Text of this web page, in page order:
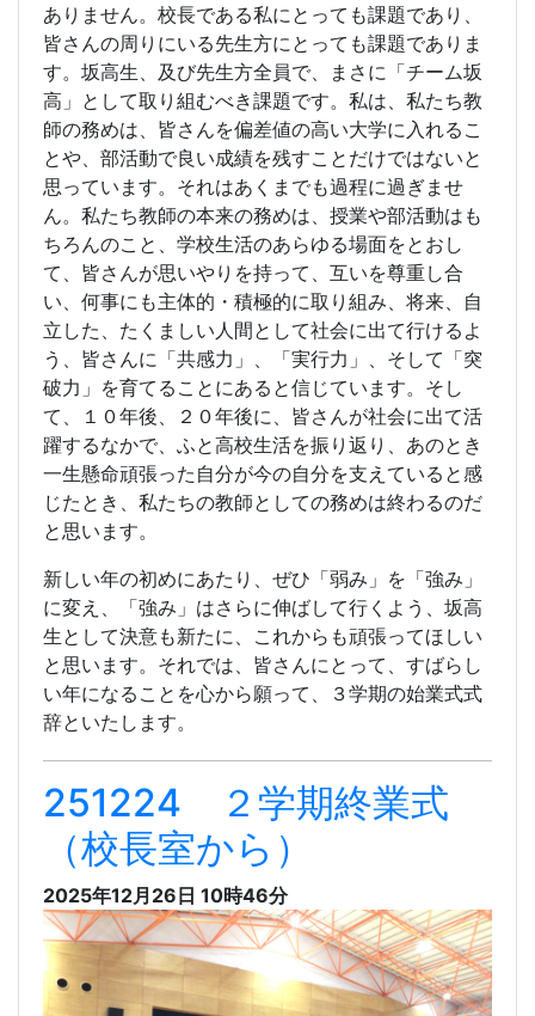
ありません。校長である私にとっても課題であり、
皆さんの周りにいる先生方にとっても課題でありま
す。坂高生、及び先生方全員で、まさに「チーム坂
高」として取り組むべき課題です。私は、私たち教
師の務めは、皆さんを偏差値の高い大学に入れるこ
とや、部活動で良い成績を残すことだけではないと
思っています。それはあくまでも過程に過ぎませ
ん。私たち教師の本来の務めは、授業や部活動はも
ちろんのこと、学校生活のあらゆる場面をとおし
て、皆さんが思いやりを持って、互いを尊重し合
い、何事にも主体的・積極的に取り組み、将来、自
立した、たくましい人間として社会に出て行けるよ
う、皆さんに「共感力」、「実行力」、そして「突
破力」を育てることにあると信じています。そし
て、１０年後、２０年後に、皆さんが社会に出て活
躍するなかで、ふと高校生活を振り返り、あのとき
一生懸命頑張った自分が今の自分を支えていると感
じたとき、私たちの教師としての務めは終わるのだ
と思います。
新しい年の初めにあたり、ぜひ「弱み」を「強み」
に変え、「強み」はさらに伸ばして行くよう、坂高
生として決意も新たに、これからも頑張ってほしい
と思います。それでは、皆さんにとって、すばらし
い年になることを心から願って、３学期の始業式式
辞といたします。
251224 ２学期終業式
（校長室から）
2025年12月26日 10時46分